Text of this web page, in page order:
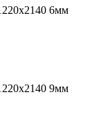
6мм
9мм